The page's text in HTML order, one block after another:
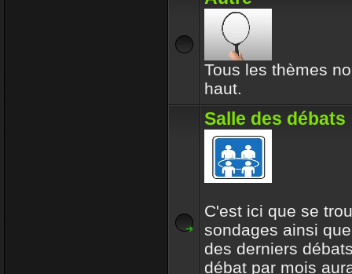
Tous les thèmes
haut.
Salle des débats
C'est ici que se
sondages ainsi
des derniers
débat par mois